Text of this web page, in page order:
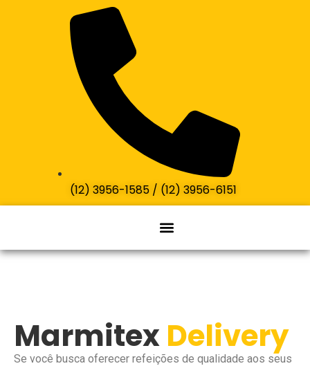
(12) 3956-1585 / (12) 3956-6151
Marmitex Delivery
Se você busca oferecer refeições de qualidade aos seus